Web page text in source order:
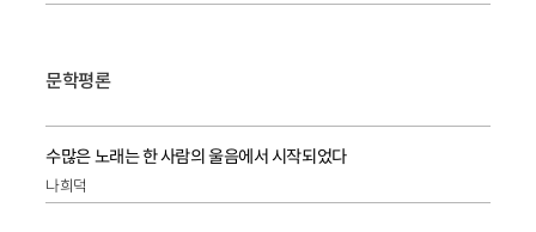
문학평론
수많은 노래는 한 사람의 울음에서 시작되었다
나희덕